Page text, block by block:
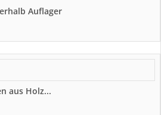
Auflager
aus Holz...